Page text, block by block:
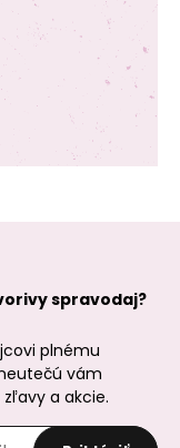
minerálu
onyx 80cm
spravodaj?
plnému
vám
a akcie.